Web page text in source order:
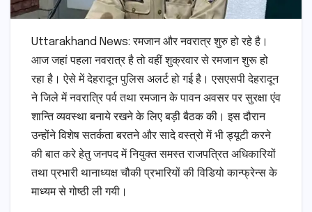
Uttarakhand News: रमजान और नवरात्र शुरु हो रहे है।
आज जहां पहला नवरात्र है तो वहीं शुक्रवार से रमजान शुरू हो
रहा है। ऐसे में देहरादून पुलिस अलर्ट हो गई है। एसएसपी देहरादून
ने जिले में नवरात्रि पर्व तथा रमजान के पावन अवसर पर सुरक्षा एंव
शान्ति व्यवस्था बनाये रखने के लिए बड़ी बैठक की। इस दौरान
उन्होंने विशेष सतर्कता बरतने और सादे वस्त्रो में भी ड्यूटी करने
की बात करे हेतु जनपद में नियुक्त समस्त राजपत्रित अधिकारियों
तथा प्रभारी थानाध्यक्ष चौकी प्रभारियों की विडियो कान्फ्रेन्स के
माध्यम से गोष्ठी ली गयी।